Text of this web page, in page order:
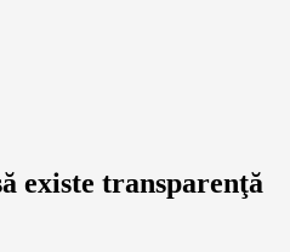
existe transparenţă